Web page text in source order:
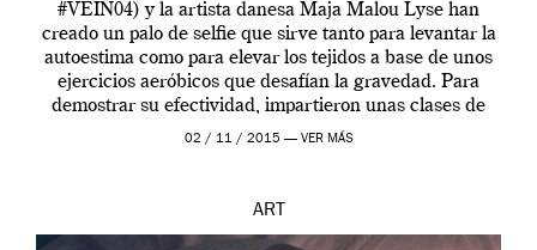
#VEIN04) y la artista danesa Maja Malou Lyse han
creado un palo de selfie que sirve tanto para levantar la
autoestima como para elevar los tejidos a base de unos
ejercicios aeróbicos que desafían la gravedad. Para
demostrar su efectividad, impartieron unas clases de
prueba en el Tate […]
02 / 11 / 2015 — VER MÁS
ART